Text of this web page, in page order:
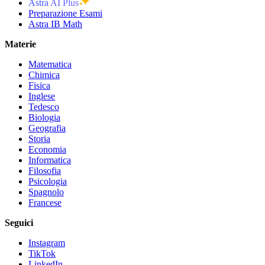
Astra AI Plus
Preparazione Esami
Astra IB Math
Materie
Matematica
Chimica
Fisica
Inglese
Tedesco
Biologia
Geografia
Storia
Economia
Informatica
Filosofia
Psicologia
Spagnolo
Francese
Seguici
Instagram
TikTok